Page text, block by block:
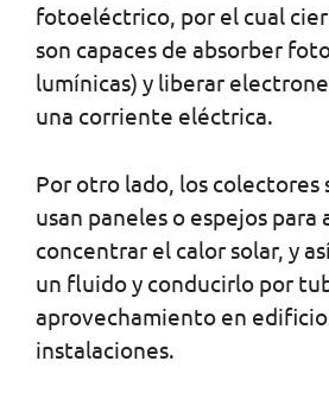
fotoeléctrico, por el cual
son capaces de absorber
lumínicas) y liberar
una corriente eléctrica.
Por otro lado, los colectores
usan paneles o espejos para
concentrar el calor solar, y
un fluido y conducirlo por
aprovechamiento en
instalaciones.